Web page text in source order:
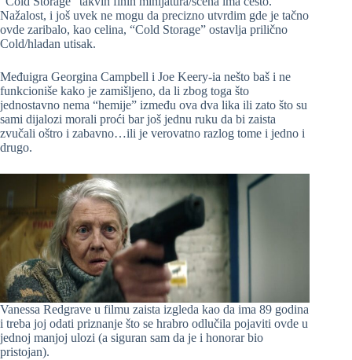
Nažalost, i još uvek ne mogu da precizno utvrdim gde je tačno
ovde zaribalo, kao celina, “Cold Storage” ostavlja prilično
Cold/hladan utisak.
Međuigra Georgina Campbell i Joe Keery-ia nešto baš i ne
funkcioniše kako je zamišljeno, da li zbog toga što
jednostavno nema “hemije” između ova dva lika ili zato što su
sami dijalozi morali proći bar još jednu ruku da bi zaista
zvučali oštro i zabavno…ili je verovatno razlog tome i jedno i
drugo.
Vanessa Redgrave u filmu zaista izgleda kao da ima 89 godina
i treba joj odati priznanje što se hrabro odlučila pojaviti ovde u
jednoj manjoj ulozi (a siguran sam da je i honorar bio
pristojan).